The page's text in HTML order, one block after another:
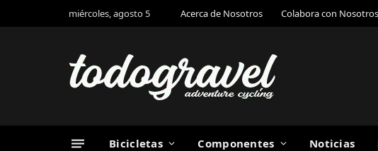
miércoles, agosto 5 Acerca de Nosotros Colabora con Nosotros
Bicicletas Componentes Noticias